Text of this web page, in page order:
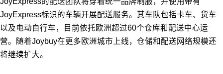
JoyExpress标识的车辆开展配送服务。其车队包括卡车、货车
以及电动自行车，目前依托欧洲超过60个仓库和配送中心运
营。随着Joybuy在更多欧洲城市上线，仓储和配送网络规模还
将继续扩大。